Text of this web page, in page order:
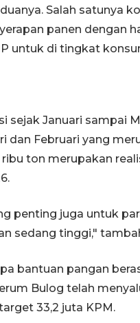
Salah satunya
panen dengan
untuk di tingkat
sejak Januari sampai
dan Februari yang
ton merupakan
penting juga untuk
sedang tinggi,"
bantuan pangan
Bulog telah
33,2 juta KPM.